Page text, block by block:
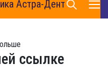
ссылке